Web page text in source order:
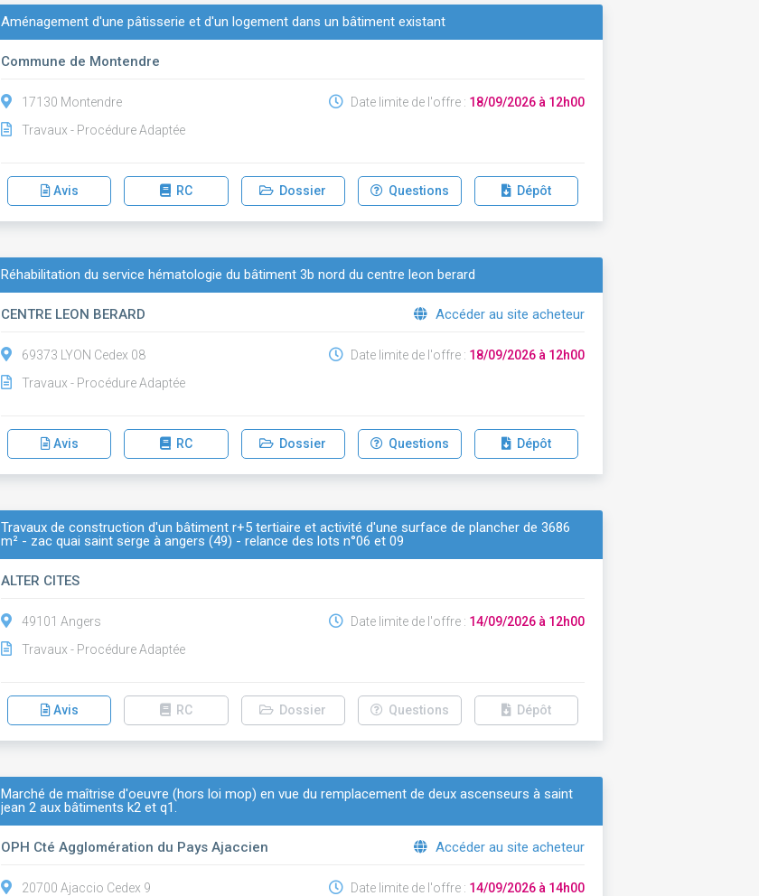
Aménagement d'une pâtisserie et d'un logement dans un bâtiment existant
Commune de Montendre
17130 Montendre
Travaux - Procédure Adaptée
Date limite de l'offre : 18/09/2026 à 12h00
Avis RC Dossier Questions Dépôt
Réhabilitation du service hématologie du bâtiment 3b nord du centre leon berard
CENTRE LEON BERARD Accéder au site acheteur
69373 LYON Cedex 08
Travaux - Procédure Adaptée
Date limite de l'offre : 18/09/2026 à 12h00
Avis RC Dossier Questions Dépôt
Travaux de construction d'un bâtiment r+5 tertiaire et activité d'une surface de plancher de 3686
m² - zac quai saint serge à angers (49) - relance des lots n°06 et 09
ALTER CITES
49101 Angers
Travaux - Procédure Adaptée
Date limite de l'offre : 14/09/2026 à 12h00
Avis RC Dossier Questions Dépôt
Marché de maîtrise d'oeuvre (hors loi mop) en vue du remplacement de deux ascenseurs à saint
jean 2 aux bâtiments k2 et q1.
OPH Cté Agglomération du Pays Ajaccien Accéder au site acheteur
20700 Ajaccio Cedex 9
Date limite de l'offre : 14/09/2026 à 14h00